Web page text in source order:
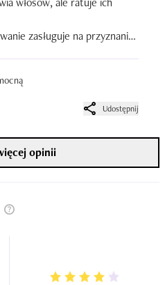
zasługuje na przyznanie
Udostępnij
opinii